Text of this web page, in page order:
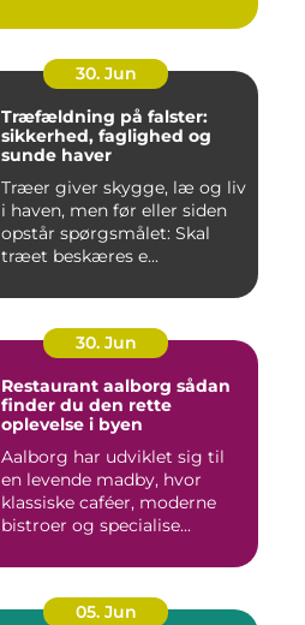
30. Jun
Træfældning på falster:
sikkerhed, faglighed og
sunde haver
Træer giver skygge, læ og liv
i haven, men før eller siden
opstår spørgsmålet: Skal
træet beskæres e...
30. Jun
Restaurant aalborg sådan
finder du den rette
oplevelse i byen
Aalborg har udviklet sig til
en levende madby, hvor
klassiske caféer, moderne
bistroer og specialise...
05. Jun